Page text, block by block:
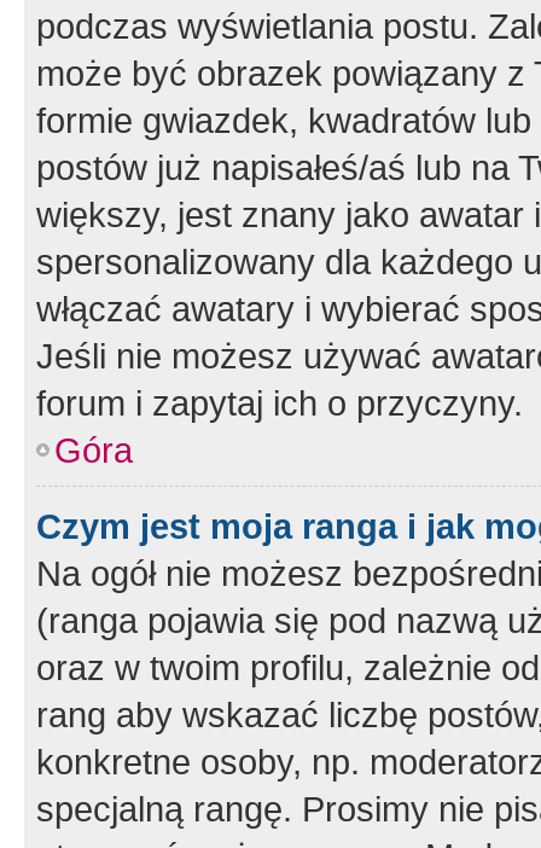
podczas wyświetlania postu.
może być obrazek powiązany z
formie gwiazdek, kwadratów
postów już napisałeś/aś lub na
większy, jest znany jako
spersonalizowany dla każdego
włączać awatary i wybierać
Jeśli nie możesz używać
forum i zapytaj ich o przyczyny.
Góra
Czym jest moja ranga i jak
Na ogół nie możesz
(ranga pojawia się pod nazwą
oraz w twoim profilu, zależnie
rang aby wskazać liczbę
konkretne osoby, np.
specjalną rangę. Prosimy nie